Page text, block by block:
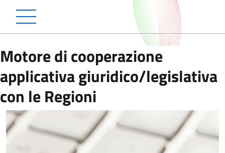
Normattiva Regioni -
Motore di cooperazione
applicativa giuridico/legislativa
con le Regioni